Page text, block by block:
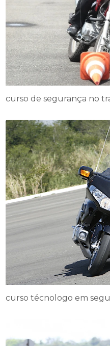
curso de segurança no
curso técnologo em